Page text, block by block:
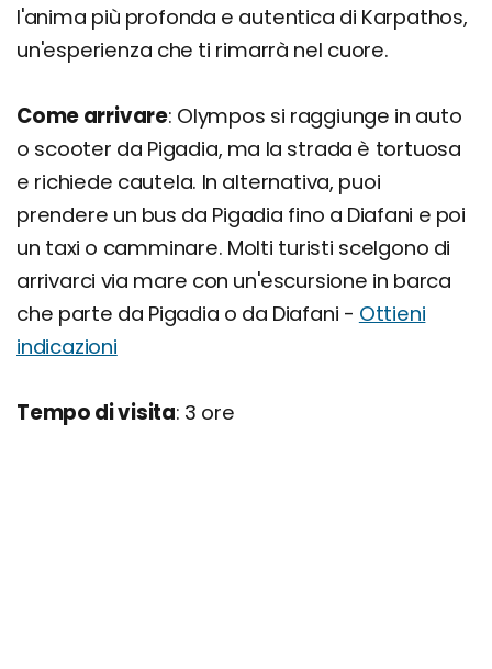
l'anima più profonda e autentica di Karpathos,
un'esperienza che ti rimarrà nel cuore.
Come arrivare: Olympos si raggiunge in auto
o scooter da Pigadia, ma la strada è tortuosa
e richiede cautela. In alternativa, puoi
prendere un bus da Pigadia fino a Diafani e poi
un taxi o camminare. Molti turisti scelgono di
arrivarci via mare con un'escursione in barca
che parte da Pigadia o da Diafani - Ottieni
indicazioni
Tempo di visita: 3 ore